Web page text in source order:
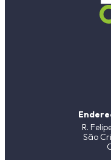
R.
São